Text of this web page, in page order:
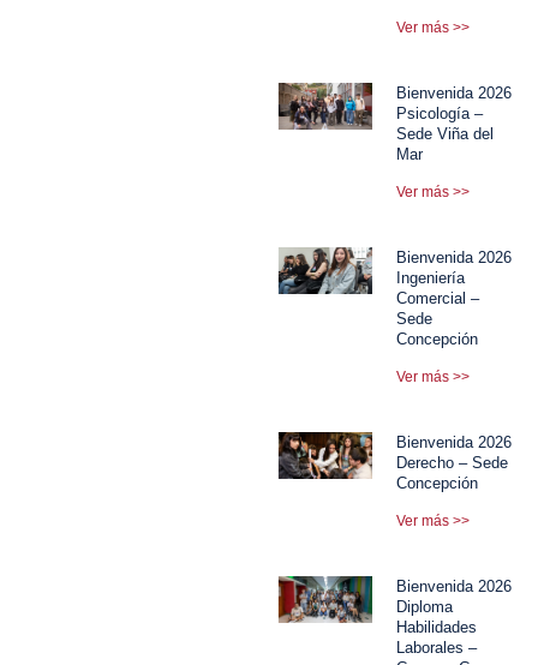
Ver más >>
Bienvenida 2026
Psicología –
Sede Viña del
Mar
Ver más >>
Bienvenida 2026
Ingeniería
Comercial –
Sede
Concepción
Ver más >>
Bienvenida 2026
Derecho – Sede
Concepción
Ver más >>
Bienvenida 2026
Diploma
Habilidades
Laborales –